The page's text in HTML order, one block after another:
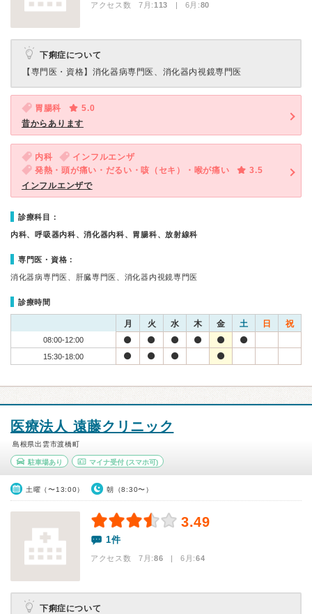
アクセス数 7月:113 | 6月:80
下痢症について
【専門医・資格】 消化器病専門医、消化器内視鏡専門医
胃腸科
5.0
昔からあります
内科
インフルエンザ
発熱・頭が痛い・だるい・咳（セキ）・喉が痛い
3.5
インフルエンザで
診療科目：
内科、呼吸器内科、消化器内科、胃腸科、放射線科
専門医・資格：
消化器病専門医、肝臓専門医、消化器内視鏡専門医
診療時間
月 火 水 木 金 土 日 祝
08:00-12:00
15:30-18:00
医療法人 遠藤クリニック
島根県出雲市渡橋町
駐車場あり マイナ受付(スマホ可)
土曜（〜13:00） 朝（8:30〜）
3.49
1件
アクセス数 7月:86 | 6月:64
下痢症について